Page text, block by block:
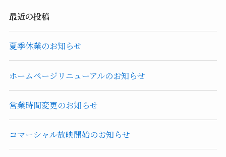
最近の投稿
夏季休業のお知らせ
ホームページリニューアルのお知らせ
営業時間変更のお知らせ
コマーシャル放映開始のお知らせ